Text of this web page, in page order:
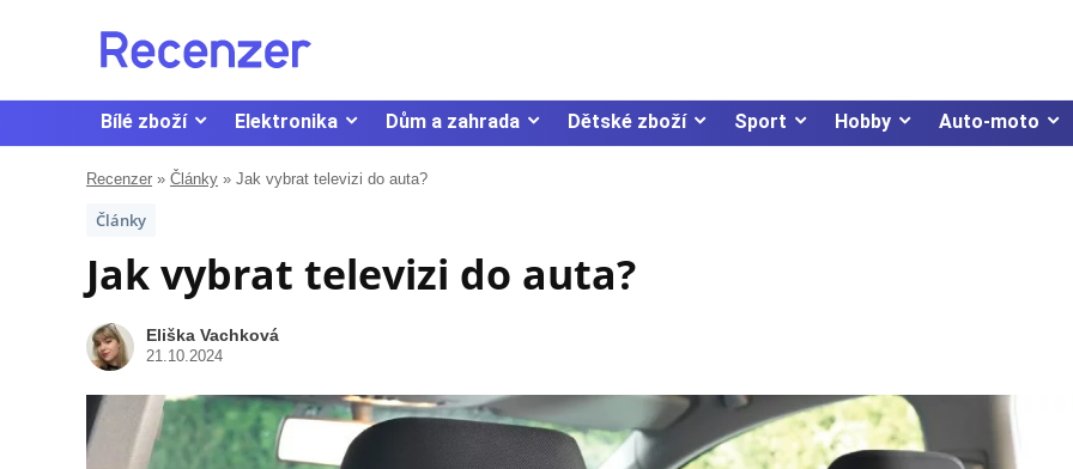
Bílé zboží Elektronika Dům a zahrada Dětské zboží Sport Hobby Auto-moto
Recenzer » Články » Jak vybrat televizi do auta?
Články
Jak vybrat televizi do auta?
Eliška Vachková
21.10.2024